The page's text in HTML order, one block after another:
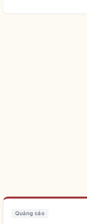
Quảng cáo